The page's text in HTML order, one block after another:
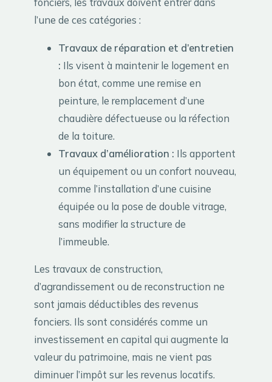
l’une de ces catégories :
Travaux de réparation et d’entretien
: Ils visent à maintenir le logement en
bon état, comme une remise en
peinture, le remplacement d’une
chaudière défectueuse ou la réfection
de la toiture.
Travaux d’amélioration : Ils apportent
un équipement ou un confort nouveau,
comme l’installation d’une cuisine
équipée ou la pose de double vitrage,
sans modifier la structure de
l’immeuble.
Les travaux de construction,
d’agrandissement ou de reconstruction ne
sont jamais déductibles des revenus
fonciers. Ils sont considérés comme un
investissement en capital qui augmente la
valeur du patrimoine, mais ne vient pas
diminuer l’impôt sur les revenus locatifs.